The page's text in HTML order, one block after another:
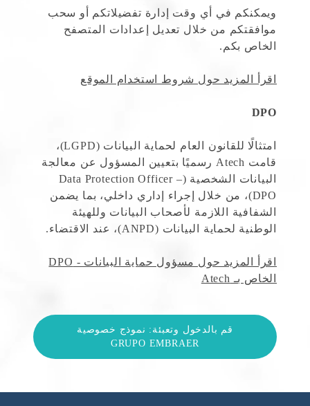
ويمكنكم في أي وقت إدارة تفضيلاتكم أو سحب
موافقتكم من خلال تعديل إعدادات المتصفح
الخاص بكم.
اقرأ المزيد حول شروط استخدام الموقع
DPO
امتثالًا للقانون العام لحماية البيانات (LGPD)،
قامت Atech رسميًا بتعيين المسؤول عن معالجة
البيانات الشخصية (Data Protection Officer –
DPO)، من خلال إجراء إداري داخلي، بما يضمن
الشفافية اللازمة لأصحاب البيانات وللهيئة
الوطنية لحماية البيانات (ANPD)، عند الاقتضاء.
اقرأ المزيد حول مسؤول حماية البيانات - DPO
الخاص بـ Atech
قم بالدخول وتعبئة: نموذج خصوصية
GRUPO EMBRAER